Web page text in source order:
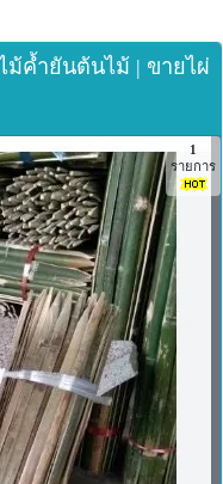
380 บาท
450 บาท
600 บาท
700 บาท
1,000 บาท
าท
าท
บาท
บาท
บาท
บาท
บาท
สั่งซื้อ*
ไผ่ ตัดตามขนาด แพคใส่
งในและต่างประเทศ
ม้ค้ำยันต้นไม้ | ขายไผ่
1
รายการ